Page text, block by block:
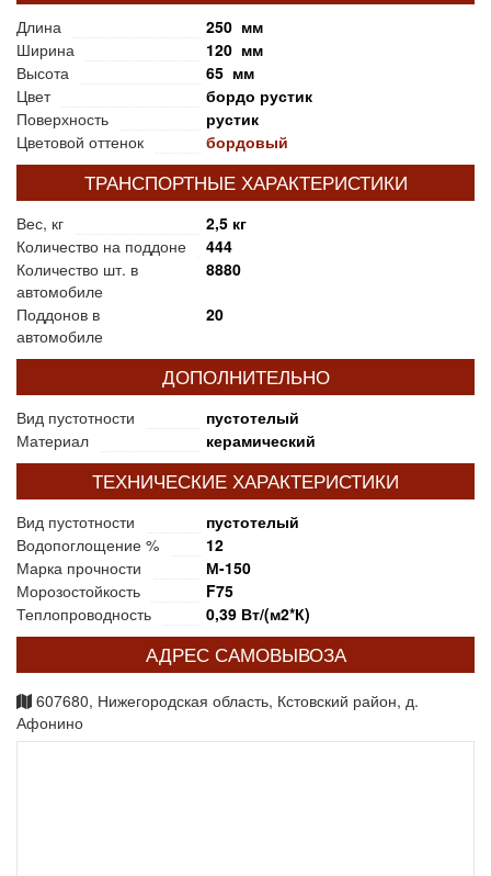
Длина
250 мм
Ширина
120 мм
Высота
65 мм
Цвет
бордо рустик
Поверхность
рустик
Цветовой оттенок
бордовый
ТРАНСПОРТНЫЕ ХАРАКТЕРИСТИКИ
Вес, кг
2,5 кг
Количество на поддоне
444
Количество шт. в
автомобиле
8880
Поддонов в
автомобиле
20
ДОПОЛНИТЕЛЬНО
Вид пустотности
пустотелый
Материал
керамический
ТЕХНИЧЕСКИЕ ХАРАКТЕРИСТИКИ
Вид пустотности
пустотелый
Водопоглощение %
12
Марка прочности
М-150
Морозостойкость
F75
Теплопроводность
0,39 Вт/(м2*К)
АДРЕС САМОВЫВОЗА
607680, Нижегородская область, Кстовский район, д.
Афонино